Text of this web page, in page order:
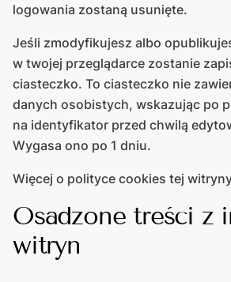
logowania zostaną usunięte.
Jeśli zmodyfikujesz albo
w twojej przeglądarce zostanie
ciasteczko. To ciasteczko nie
danych osobistych, wskazując po
na identyfikator przed chwilą
Wygasa ono po 1 dniu.
Więcej o polityce cookies tej
Osadzone treści z
witryn